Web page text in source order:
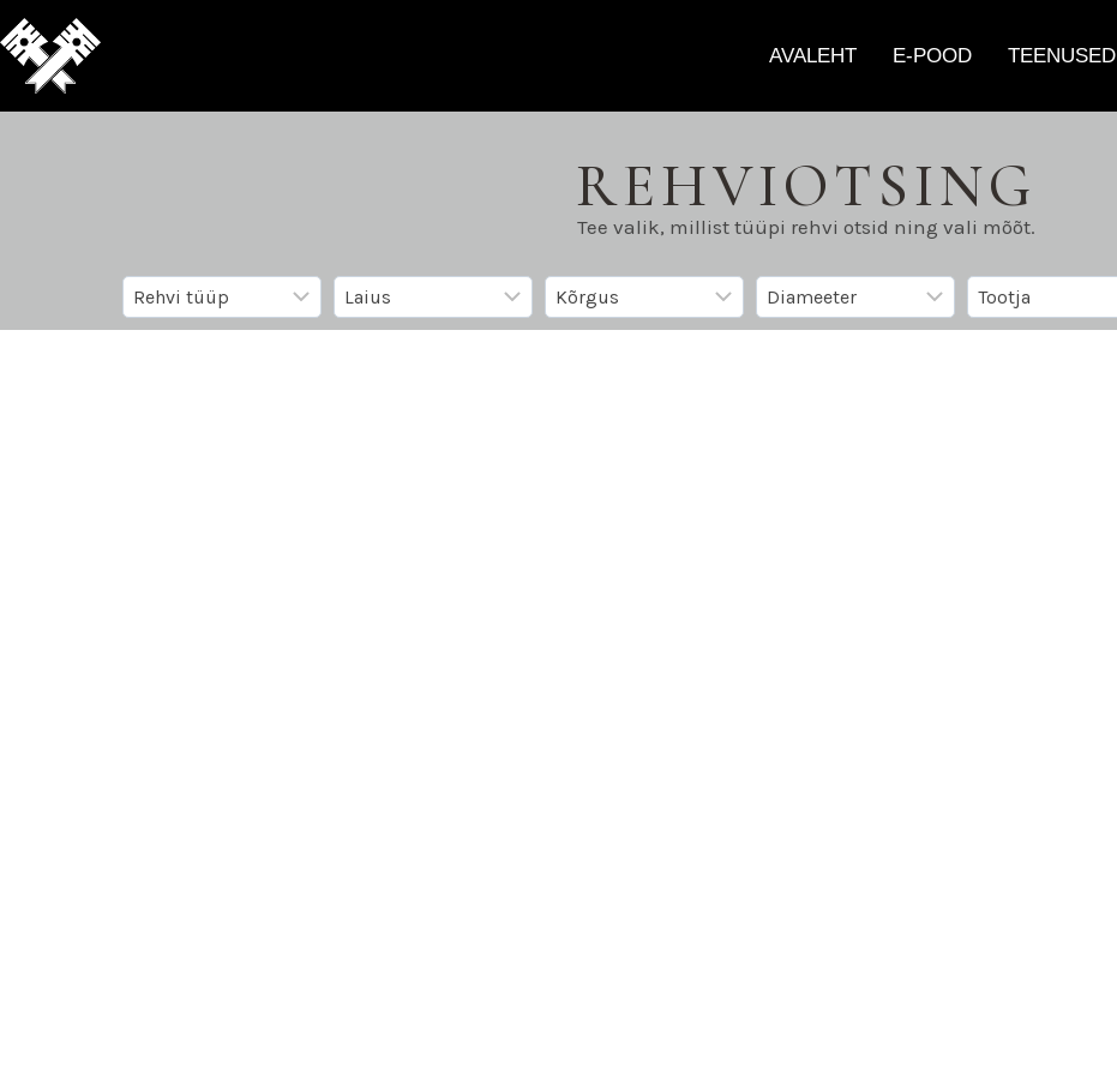
AVALEHT E-POOD TEENUSED
REHVIOTSING
Tee valik, millist tüüpi rehvi otsid ning vali mõõt.